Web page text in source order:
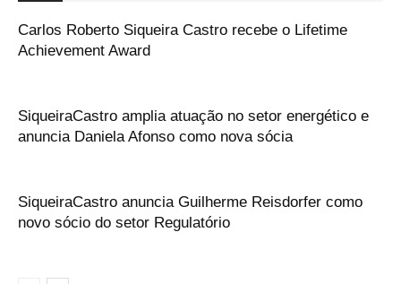
Carlos Roberto Siqueira Castro recebe o Lifetime
Achievement Award
SiqueiraCastro amplia atuação no setor energético e
anuncia Daniela Afonso como nova sócia
SiqueiraCastro anuncia Guilherme Reisdorfer como
novo sócio do setor Regulatório